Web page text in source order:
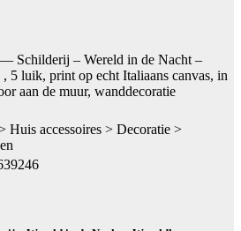
Schilderij – Wereld in de Nacht –
5 luik, print op echt Italiaans canvas, in
aan de muur, wanddecoratie
Huis accessoires > Decoratie >